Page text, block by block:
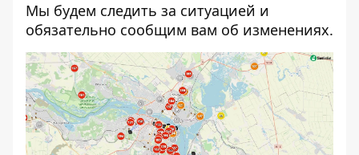
Мы будем следить за ситуацией и
обязательно сообщим вам об изменениях.